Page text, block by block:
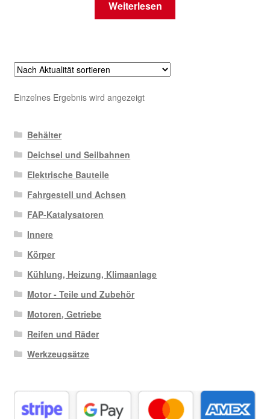
Weiterlesen
Einzelnes Ergebnis wird angezeigt
Behälter
Deichsel und Seilbahnen
Elektrische Bauteile
Fahrgestell und Achsen
FAP-Katalysatoren
Innere
Körper
Kühlung, Heizung, Klimaanlage
Motor - Teile und Zubehör
Motoren, Getriebe
Reifen und Räder
Werkzeugsätze